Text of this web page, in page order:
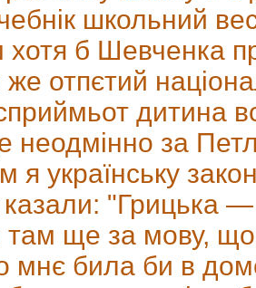
школьний
хотя б Шевченка
отпєтий
дитина
неодмінно за
я українську
казали: "Грицька
там ще за мову, що
мнє била би в